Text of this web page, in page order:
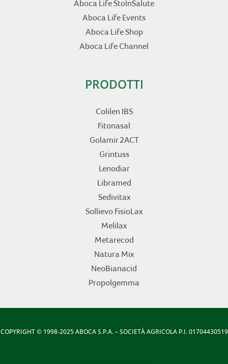
Aboca Life StoInSalute
Aboca Life Events
Aboca Life Shop
Aboca Life Channel
PRODOTTI
Colilen IBS
Fitonasal
Golamir 2ACT
Grintuss
Lenodiar
Libramed
Sedivitax
Sollievo FisioLax
Melilax
Metarecod
Natura Mix
NeoBianacid
Propolgemma
COPYRIGHT© 1998-2025 ABOCA S.P.A. – SOCIETÀ AGRICOLA P.I. 01704430519